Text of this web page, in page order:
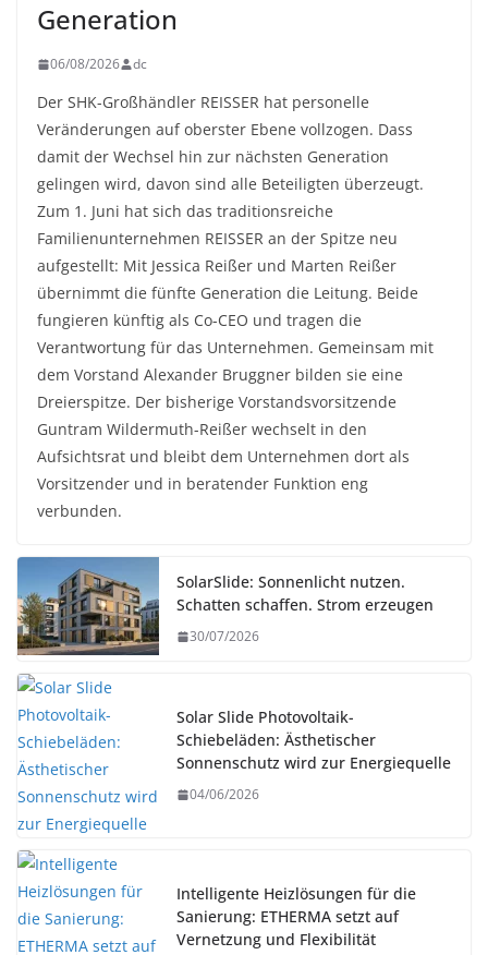
Generation
06/08/2026 dc
Der SHK-Großhändler REISSER hat personelle
Veränderungen auf oberster Ebene vollzogen. Dass
damit der Wechsel hin zur nächsten Generation
gelingen wird, davon sind alle Beteiligten überzeugt.
Zum 1. Juni hat sich das traditionsreiche
Familienunternehmen REISSER an der Spitze neu
aufgestellt: Mit Jessica Reißer und Marten Reißer
übernimmt die fünfte Generation die Leitung. Beide
fungieren künftig als Co-CEO und tragen die
Verantwortung für das Unternehmen. Gemeinsam mit
dem Vorstand Alexander Bruggner bilden sie eine
Dreierspitze. Der bisherige Vorstandsvorsitzende
Guntram Wildermuth-Reißer wechselt in den
Aufsichtsrat und bleibt dem Unternehmen dort als
Vorsitzender und in beratender Funktion eng
verbunden.
SolarSlide: Sonnenlicht nutzen.
Schatten schaffen. Strom erzeugen
30/07/2026
Solar Slide Photovoltaik-
Schiebeläden: Ästhetischer
Sonnenschutz wird zur Energiequelle
04/06/2026
Intelligente Heizlösungen für die
Sanierung: ETHERMA setzt auf
Vernetzung und Flexibilität